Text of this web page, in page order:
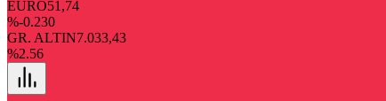
EURO51,74
%-0.230
GR. ALTIN7.033,43
%2.56